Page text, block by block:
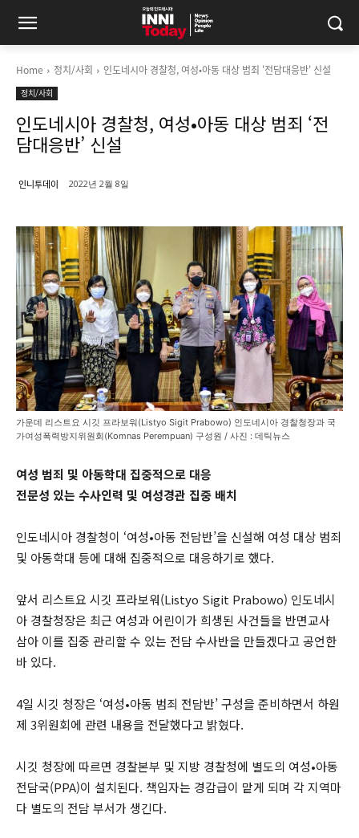
Home 정치/사회 인도네시아 경찰청, 여성•아동 대상 범죄 '전담대응반' 신설
정치/사회
인도네시아 경찰청, 여성•아동 대상 범죄 ‘전
담대응반’ 신설
인니투데이 2022년 2월 8일
가운데 리스트요 시깃 프라보워(Listyo Sigit Prabowo) 인도네시아 경찰청장과 국
가여성폭력방지위원회(Komnas Perempuan) 구성원 / 사진 : 데틱뉴스
여성 범죄 및 아동학대 집중적으로 대응
전문성 있는 수사인력 및 여성경관 집중 배치
인도네시아 경찰청이 ‘여성•아동 전담반’을 신설해 여성 대상 범죄
및 아동학대 등에 대해 집중적으로 대응하기로 했다.
앞서 리스트요 시깃 프라보워(Listyo Sigit Prabowo) 인도네시
아 경찰청장은 최근 여성과 어린이가 희생된 사건들을 반면교사
삼아 이를 집중 관리할 수 있는 전담 수사반을 만들겠다고 공언한
바 있다.
4일 시깃 청장은 ‘여성•아동 범죄 전담반’ 구성을 준비하면서 하원
제 3위원회에 관련 내용을 전달했다고 밝혔다.
시깃 청장에 따르면 경찰본부 및 지방 경찰청에 별도의 여성•아동
전담국(PPA)이 설치된다. 책임자는 경감급이 맡게 되며 각 지역마
다 별도의 전담 부서가 생긴다.